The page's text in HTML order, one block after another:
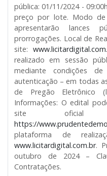
pública: 01/11/2024 -
preço por lote. Modo de
apresentarão lances
prorrogações. Local de
site:
realizado em sessão
mediante condições
autenticação – em todas
de Pregão Eletrônico
Informações: O edital
site oficial
https://
plataforma de
www.licitardigital.com.br.
outubro de 2024 –
Contratações.